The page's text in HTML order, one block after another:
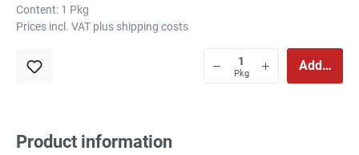
Content: 1 Pkg
Prices incl. VAT plus shipping costs
Pkg
Add to
Product information